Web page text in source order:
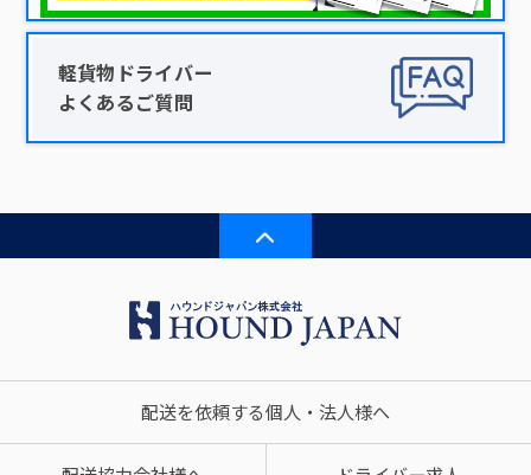
軽貨物ドライバー
よくあるご質問
配送を依頼する個人・法人様へ